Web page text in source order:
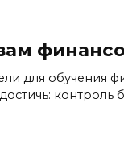
для обучения
контроль